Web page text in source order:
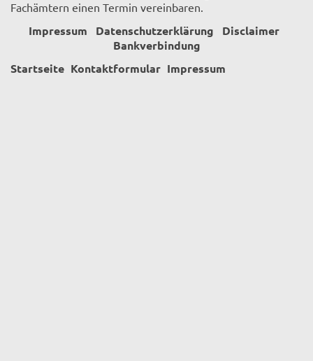
Fachämtern einen Termin vereinbaren.
Impressum Datenschutzerklärung
Disclaimer
Bankverbindung
Startseite Kontaktformular Impressum